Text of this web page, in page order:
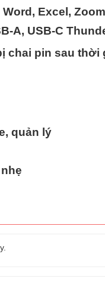
Excel,
A, USB-C
chai pin sau thời
quản lý